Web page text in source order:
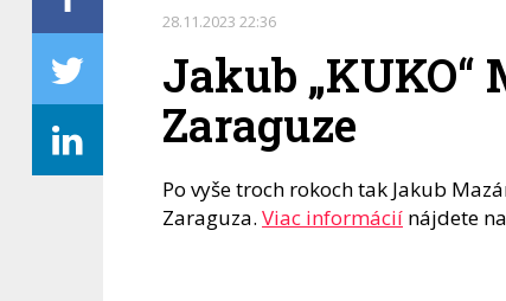
28.11.2023 22:36
Jakub „KUKO“
Zaraguze
Po vyše troch rokoch tak Jakub
Zaraguza. Viac informácií nájdete